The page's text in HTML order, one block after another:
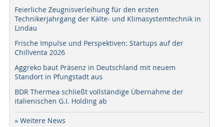
Feierliche Zeugnisverleihung für den ersten
Technikerjahrgang der Kälte- und Klimasystemtechnik in
Lindau
Frische Impulse und Perspektiven: Startups auf der
Chillventa 2026
Aggreko baut Präsenz in Deutschland mit neuem
Standort in Pfungstadt aus
BDR Thermea schließt vollständige Übernahme der
italienischen G.I. Holding ab
» Weitere News